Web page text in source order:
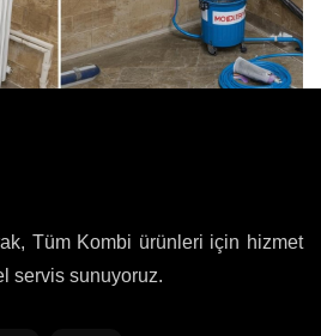
Tüm Kombi ürünleri için hizmet
servis sunuyoruz.